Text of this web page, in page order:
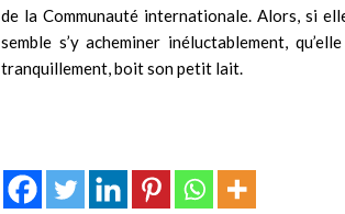
de la Communauté internationale. Alors, si
semble s’y acheminer inéluctablement,
tranquillement, boit son petit lait.